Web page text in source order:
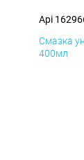
Api
Смазка
400мл